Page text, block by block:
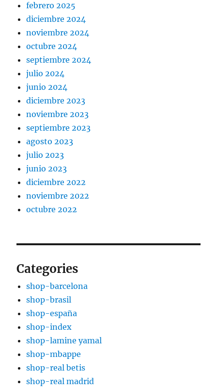
febrero 2025
diciembre 2024
noviembre 2024
octubre 2024
septiembre 2024
julio 2024
junio 2024
diciembre 2023
noviembre 2023
septiembre 2023
agosto 2023
julio 2023
junio 2023
diciembre 2022
noviembre 2022
octubre 2022
Categories
shop-barcelona
shop-brasil
shop-españa
shop-index
shop-lamine yamal
shop-mbappe
shop-real betis
shop-real madrid